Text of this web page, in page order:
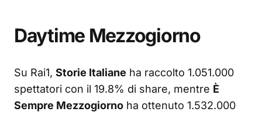
Daytime Mezzogiorno
Su Rai1, Storie Italiane ha raccolto 1.051.000
spettatori con il 19.8% di share, mentre È
Sempre Mezzogiorno ha ottenuto 1.532.000